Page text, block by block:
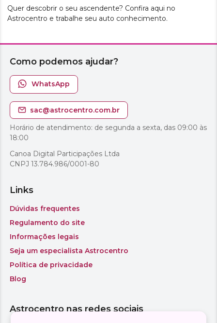
Quer descobrir o seu ascendente? Confira aqui no
Astrocentro e trabalhe seu auto conhecimento.